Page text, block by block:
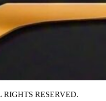
RIGHTS RESERVED.